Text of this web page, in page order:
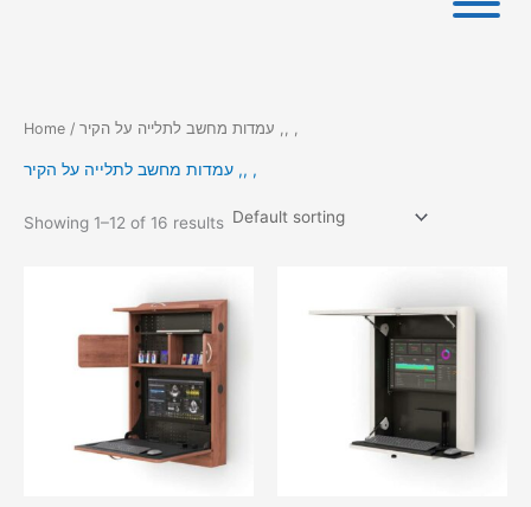
Home
עמדות מחשב לתלייה על הקיר ,, ,
Showing 1–12 of 16 results